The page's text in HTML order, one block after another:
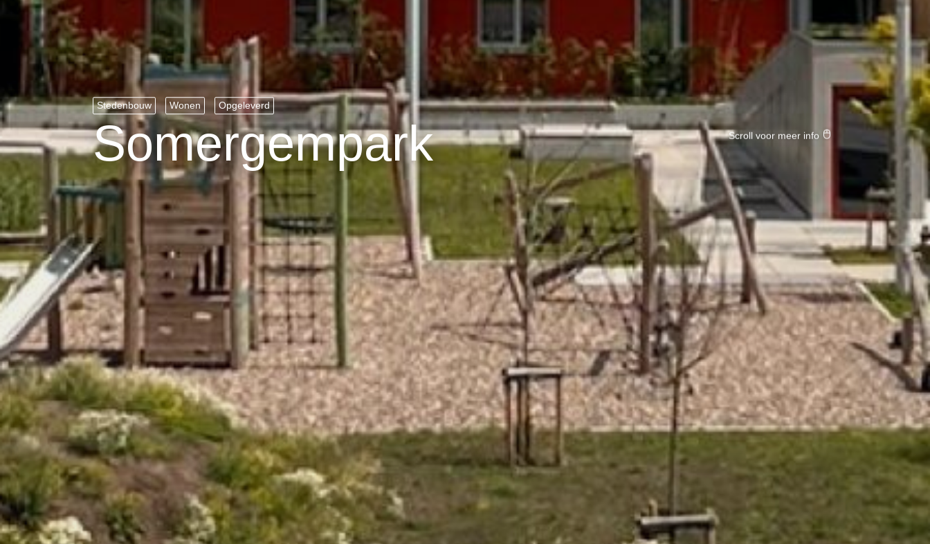
Stedenbouw Wonen Opgeleverd
Somergempark Scroll voor meer info